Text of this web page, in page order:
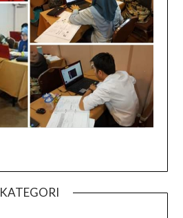
KATEGORI